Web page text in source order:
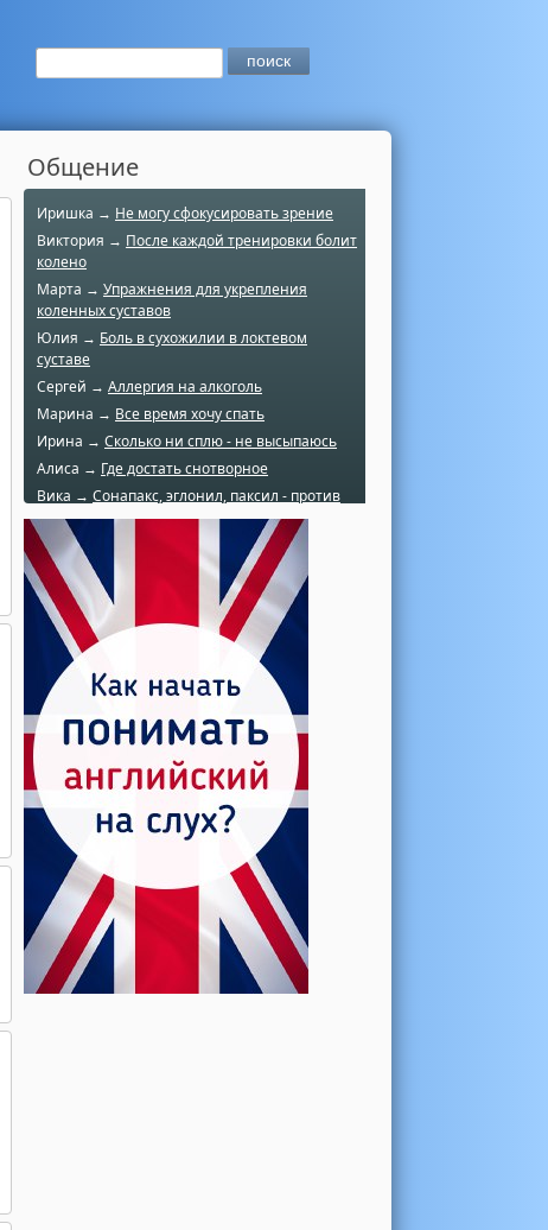
Общение
Иришка → Не могу сфокусировать зрение
Виктория → После каждой тренировки болит
колено
Марта → Упражнения для укрепления
коленных суставов
Юлия → Боль в сухожилии в локтевом
суставе
Сергей → Аллергия на алкоголь
Марина → Все время хочу спать
Ирина → Сколько ни сплю - не высыпаюсь
Алиса → Где достать снотворное
Вика → Сонапакс, эглонил, паксил - против
чего?
Катерина →
Боль в колене при нагрузке
Алла →Болят коленные суставы
Паша Щ. →
Боль в коленной чашечке
Ульяна Ф. →Болят и хрустят колени
Артемов Иван →
Болит и опухло колено
Чернов Игорь →Болят суставы при занятиях
спортом